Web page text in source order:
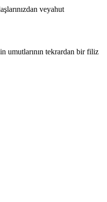
veyahut
umutlarının tekrardan bir filiz